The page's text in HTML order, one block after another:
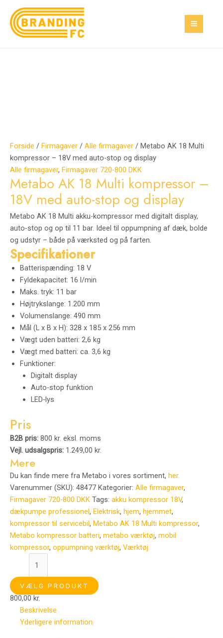
indholdet
Forside / Firmagaver / Alle firmagaver / Metabo AK 18 Multi
kompressor – 18V med auto-stop og display
Alle firmagaver, Firmagaver 720-800 DKK
Metabo AK 18 Multi kompressor –
18V med auto-stop og display
Metabo AK 18 Multi akku-kompressor med digitalt display,
auto-stop og op til 11 bar. Ideel til oppumpning af dæk, bolde
og udstyr – både på værksted og på farten.
Specifikationer
Batterispænding: 18 V
Fyldekapacitet: 16 l/min
Maks. tryk: 11 bar
Højtrykslange: 1.200 mm
Volumenslange: 490 mm
Mål (L x B x H): 328 x 185 x 256 mm
Vægt uden batteri: 2,6 kg
Vægt med batteri: ca. 3,6 kg
Funktioner:
Digitalt display
Auto-stop funktion
LED-lys
Pris
B2B pris: 800 kr. eksl. moms
Vejl. udsalgspris: 1.249,00 kr.
Mere
Du kan finde mere fra Metabo i vores sortiment, her.
Varenummer (SKU): 48477 Kategorier: Alle firmagaver,
Firmagaver 720-800 DKK Tags: akku kompressor 18V,
dækpumpe professionel, Elektrisk, hjem, hjemmet,
kompressor til servicebil, Metabo AK 18 Multi kompressor,
Metabo kompressor batteri, metabo værktøj, mobil
kompressor, oppumpning værktøj, Værktøj
Metabo
AK
18
antal
VÆLG PRODUKT
800,00 kr.
Beskrivelse
Yderligere information
Tilbud!
Tilbud!
Den
oprindelige
pris